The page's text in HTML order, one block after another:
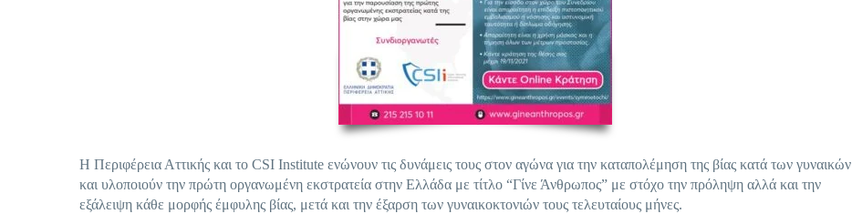
Η Περιφέρεια Αττικής και το CSI Institute ενώνουν τις δυνάμεις τους στον αγώνα για την καταπολέμηση της βίας κατά των γυναικών
και υλοποιούν την πρώτη οργανωμένη εκστρατεία στην Ελλάδα με τίτλο “Γίνε Άνθρωπος” με στόχο την πρόληψη αλλά και την
εξάλειψη κάθε μορφής έμφυλης βίας, μετά και την έξαρση των γυναικοκτονιών τους τελευταίους μήνες.